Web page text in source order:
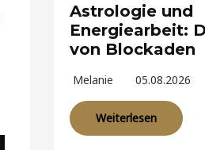
Astrologie und
Energiearbeit:
von Blockaden
Melanie 05.08.2026
Weiterlesen